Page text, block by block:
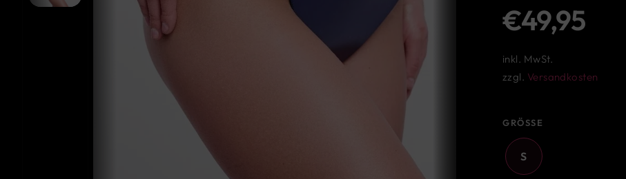
Normaler
Preis
€49,95
inkl. MwSt.
zzgl. Versandkosten
GRÖSSE
S